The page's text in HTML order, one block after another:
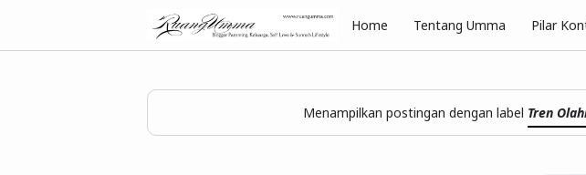
Home Tentang Umma Pilar
Menampilkan postingan dengan label Tren